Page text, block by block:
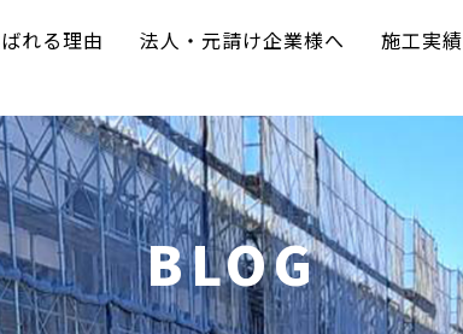
れる理由 法人・元請け企業様へ 施工実績
BLOG